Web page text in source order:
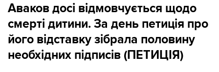
Аваков досі відмовчується щодо
смерті дитини. За день петиція про
його відставку зібрала половину
необхідних підписів (ПЕТИЦІЯ)